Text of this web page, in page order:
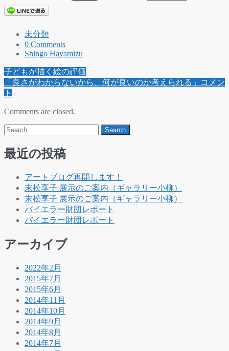
未分類
0 Comments
Shingo Hayamizu
Post
navigation
子どもが描く絵の評価
「良さがわからないから、何が良いのか考えられる」コメン
ト
Comments are closed.
Search
最近の投稿
アートブログ再開します！
末松享子 展示のご案内（ギャラリー小柳）
末松享子 展示のご案内（ギャラリー小柳）
バイエラー財団レポート
バイエラー財団レポート
アーカイブ
2022年2月
2015年7月
2015年6月
2014年11月
2014年10月
2014年9月
2014年8月
2014年7月